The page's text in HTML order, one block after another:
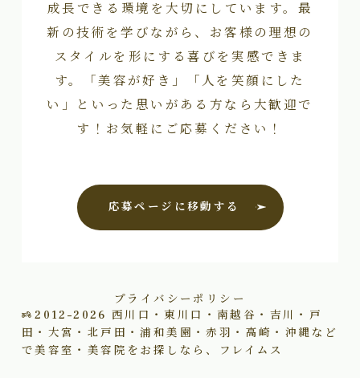
成長できる環境を大切にしています。最
新の技術を学びながら、お客様の理想の
スタイルを形にする喜びを実感できま
す。「美容が好き」「人を笑顔にした
い」といった思いがある方なら大歓迎で
す！お気軽にご応募ください！
応募ページに移動する
プライバシーポリシー
2012–2026 西川口・東川口・南越谷・吉川・戸
田・大宮・北戸田・浦和美園・赤羽・高崎・沖縄など
で美容室・美容院をお探しなら、フレイムス